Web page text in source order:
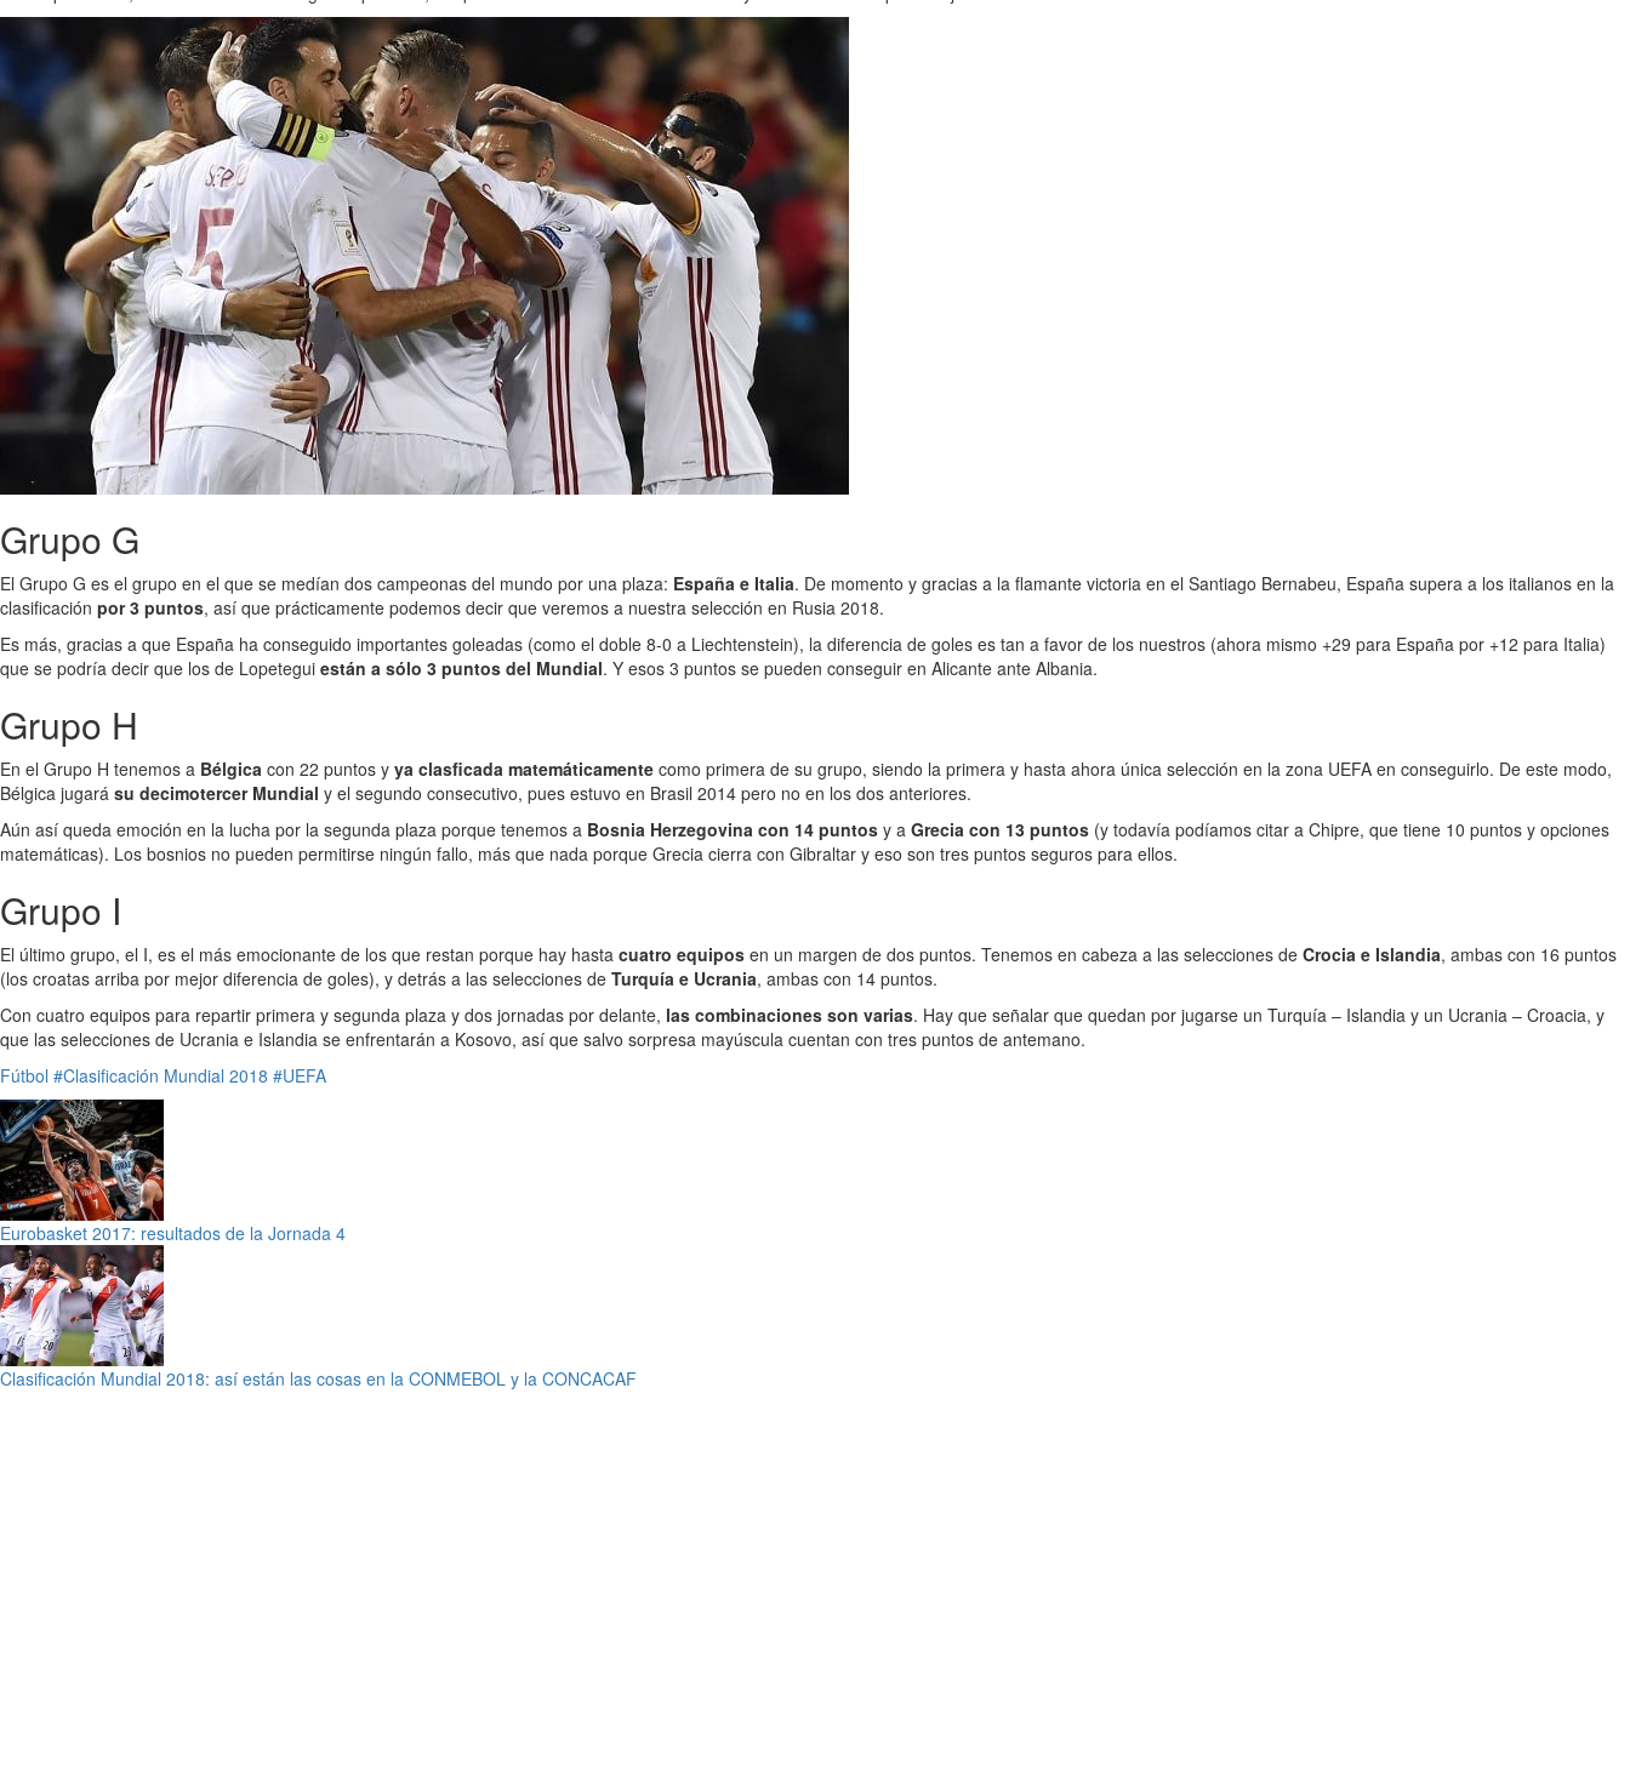
Grupo G
El Grupo G es el grupo en el que se medían dos campeonas del mundo por una plaza: España e Italia. De momento y gracias a la flamante victoria en el Santiago Bernabeu, España supera a los italianos en la
clasificación por 3 puntos, así que prácticamente podemos decir que veremos a nuestra selección en Rusia 2018.
Es más, gracias a que España ha conseguido importantes goleadas (como el doble 8-0 a Liechtenstein), la diferencia de goles es tan a favor de los nuestros (ahora mismo +29 para España por +12 para Italia)
que se podría decir que los de Lopetegui están a sólo 3 puntos del Mundial. Y esos 3 puntos se pueden conseguir en Alicante ante Albania.
Grupo H
En el Grupo H tenemos a Bélgica con 22 puntos y ya clasficada matemáticamente como primera de su grupo, siendo la primera y hasta ahora única selección en la zona UEFA en conseguirlo. De este modo,
Bélgica jugará su decimotercer Mundial y el segundo consecutivo, pues estuvo en Brasil 2014 pero no en los dos anteriores.
Aún así queda emoción en la lucha por la segunda plaza porque tenemos a Bosnia Herzegovina con 14 puntos y a Grecia con 13 puntos (y todavía podíamos citar a Chipre, que tiene 10 puntos y opciones
matemáticas). Los bosnios no pueden permitirse ningún fallo, más que nada porque Grecia cierra con Gibraltar y eso son tres puntos seguros para ellos.
Grupo I
El último grupo, el I, es el más emocionante de los que restan porque hay hasta cuatro equipos en un margen de dos puntos. Tenemos en cabeza a las selecciones de Crocia e Islandia, ambas con 16 puntos
(los croatas arriba por mejor diferencia de goles), y detrás a las selecciones de Turquía e Ucrania, ambas con 14 puntos.
Con cuatro equipos para repartir primera y segunda plaza y dos jornadas por delante, las combinaciones son varias. Hay que señalar que quedan por jugarse un Turquía – Islandia y un Ucrania – Croacia, y
que las selecciones de Ucrania e Islandia se enfrentarán a Kosovo, así que salvo sorpresa mayúscula cuentan con tres puntos de antemano.
Fútbol #Clasificación Mundial 2018 #UEFA
Eurobasket 2017: resultados de la Jornada 4
Clasificación Mundial 2018: así están las cosas en la CONMEBOL y la CONCACAF